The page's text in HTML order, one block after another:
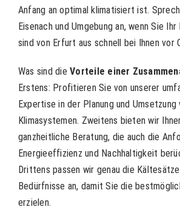
Anfang an optimal klimatisiert ist.
Eisenach und Umgebung an, wenn Sie
sind von Erfurt aus schnell bei Ihnen vor
Was sind dieVorteile einer
Erstens: Profitieren Sie von unserer
Expertise in der Planung und Umsetzung
Klimasystemen. Zweitens bieten wir
ganzheitliche Beratung, die auch die
Energieeffizienz und Nachhaltigkeit
Drittens passen wir genau die
Bedürfnisse an, damit Sie die
erzielen.